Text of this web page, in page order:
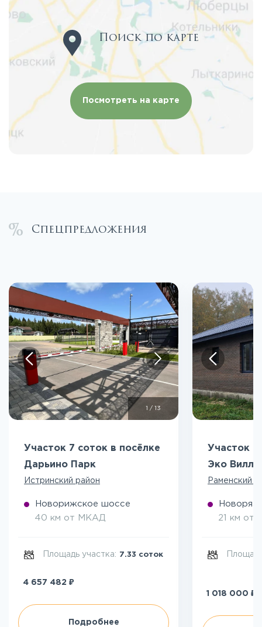
Поиск по карте
Посмотреть на карте
Спецпредложения
/ 13
Участок 7 соток в посёлке
Дарьино Парк
Истринский район
Новорижское шоссе
40 км от МКАД
Площадь участка: 7.33 соток
4 657 482 ₽
Подробнее
Участок 5
Эко
Раменский
21 км от
1 018 000 ₽